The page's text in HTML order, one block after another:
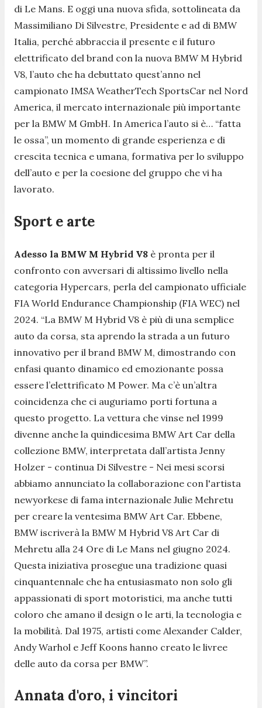
di Le Mans. E oggi una nuova sfida, sottolineata da
Massimiliano Di Silvestre, Presidente e ad di BMW
Italia, perché abbraccia il presente e il futuro
elettrificato del brand con la nuova BMW M Hybrid
V8, l’auto che ha debuttato quest’anno nel
campionato IMSA WeatherTech SportsCar nel Nord
America, il mercato internazionale più importante
per la BMW M GmbH. In America l’auto si è… “fatta
le ossa”, un momento di grande esperienza e di
crescita tecnica e umana, formativa per lo sviluppo
dell’auto e per la coesione del gruppo che vi ha
lavorato.
Sport e arte
Adesso la BMW M Hybrid V8 è pronta per il
confronto con avversari di altissimo livello nella
categoria Hypercars, perla del campionato ufficiale
FIA World Endurance Championship (FIA WEC) nel
2024. “La BMW M Hybrid V8 è più di una semplice
auto da corsa, sta aprendo la strada a un futuro
innovativo per il brand BMW M, dimostrando con
enfasi quanto dinamico ed emozionante possa
essere l’elettrificato M Power. Ma c’è un’altra
coincidenza che ci auguriamo porti fortuna a
questo progetto. La vettura che vinse nel 1999
divenne anche la quindicesima BMW Art Car della
collezione BMW, interpretata dall’artista Jenny
Holzer - continua Di Silvestre - Nei mesi scorsi
abbiamo annunciato la collaborazione con l'artista
newyorkese di fama internazionale Julie Mehretu
per creare la ventesima BMW Art Car. Ebbene,
BMW iscriverà la BMW M Hybrid V8 Art Car di
Mehretu alla 24 Ore di Le Mans nel giugno 2024.
Questa iniziativa prosegue una tradizione quasi
cinquantennale che ha entusiasmato non solo gli
appassionati di sport motoristici, ma anche tutti
coloro che amano il design o le arti, la tecnologia e
la mobilità. Dal 1975, artisti come Alexander Calder,
Andy Warhol e Jeff Koons hanno creato le livree
delle auto da corsa per BMW”.
Annata d'oro, i vincitori